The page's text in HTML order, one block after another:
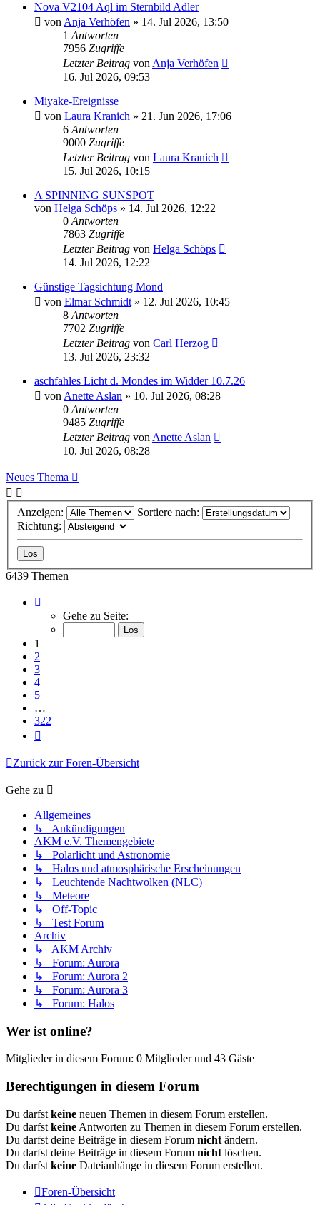
Nova V2104 Aql im Sternbild Adler
von Anja Verhöfen » 14. Jul 2026, 13:50
1 Antworten
7956 Zugriffe
Letzter Beitrag von Anja Verhöfen
16. Jul 2026, 09:53
Miyake-Ereignisse
von Laura Kranich » 21. Jun 2026, 17:06
6 Antworten
9000 Zugriffe
Letzter Beitrag von Laura Kranich
15. Jul 2026, 10:15
A SPINNING SUNSPOT
von Helga Schöps » 14. Jul 2026, 12:22
0 Antworten
7863 Zugriffe
Letzter Beitrag von Helga Schöps
14. Jul 2026, 12:22
Günstige Tagsichtung Mond
von Elmar Schmidt » 12. Jul 2026, 10:45
8 Antworten
7702 Zugriffe
Letzter Beitrag von Carl Herzog
13. Jul 2026, 23:32
aschfahles Licht d. Mondes im Widder 10.7.26
von Anette Aslan » 10. Jul 2026, 08:28
0 Antworten
9485 Zugriffe
Letzter Beitrag von Anette Aslan
10. Jul 2026, 08:28
Neues Thema
Anzeigen:
Sortiere nach:
Richtung:
6439 Themen
von
Gehe zu Seite:
1
2
3
4
5
…
322
Zurück zur Foren-Übersicht
Gehe zu
Allgemeines
↳ Ankündigungen
AKM e.V. Themengebiete
↳ Polarlicht und Astronomie
↳ Halos und atmosphärische Erscheinungen
↳ Leuchtende Nachtwolken (NLC)
↳ Meteore
↳ Off-Topic
↳ Test Forum
Archiv
↳ AKM Archiv
↳ Forum: Aurora
↳ Forum: Aurora 2
↳ Forum: Aurora 3
↳ Forum: Halos
Wer ist online?
Mitglieder in diesem Forum: 0 Mitglieder und 43 Gäste
Berechtigungen in diesem Forum
Du darfst keine neuen Themen in diesem Forum erstellen.
Du darfst keine Antworten zu Themen in diesem Forum erstellen.
Du darfst deine Beiträge in diesem Forum nicht ändern.
Du darfst deine Beiträge in diesem Forum nicht löschen.
Du darfst keine Dateianhänge in diesem Forum erstellen.
Foren-Übersicht